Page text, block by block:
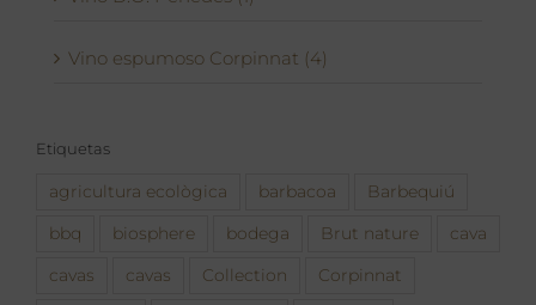
Vino espumoso Corpinnat (4)
Etiquetas
agricultura ecològica barbacoa Barbequiú
bbq biosphere bodega Brut nature cava
cavas cavas Collection Corpinnat